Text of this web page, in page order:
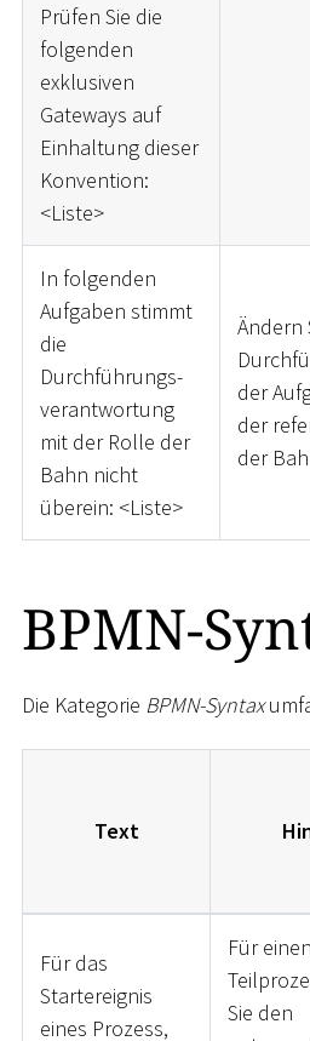
Prüfen Sie die
folgenden
exklusiven
Gateways auf
Einhaltung dieser
Konvention:
<Liste>
In folgenden
Aufgaben stimmt
die
Durchführungs-
verantwortung
mit der Rolle der
Bahn nicht
überein: <Liste>
Ändern
der
der
der
BPMN-
Die Kategorie BPMN-Syntax
Text
Für das
Startereignis
eines Prozess,
Für
Sie den